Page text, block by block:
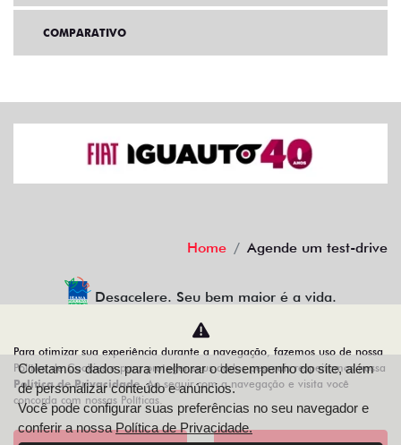
COMPARATIVO
Home Agende um test-drive
Desacelere. Seu bem maior é a vida.
IGUAUTO VEICULOS E PEÇAS LTDA
10.498.152/0001-10
Para otimizar sua experiência durante a navegação, fazemos uso de nossa
Política de Cookies e para proteger seus dados pessoais respeitamos nossa
Política de Privacidade. Ao seguir com a navegação e visita você
concorda com nossas Políticas.
Coletamos dados para melhorar o desempenho do site, além
de personalizar conteúdo e anúncios.
Você pode configurar suas preferências no seu navegador e
conferir a nossaPolítica de Privacidade.